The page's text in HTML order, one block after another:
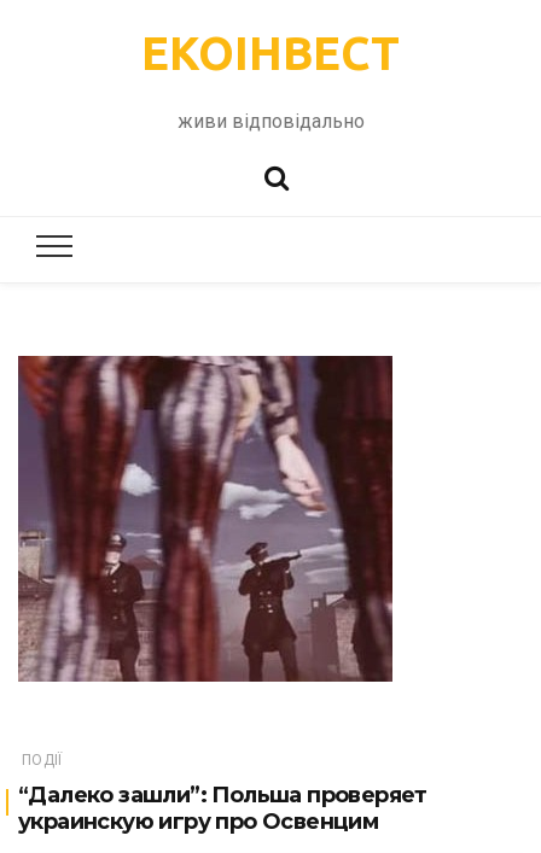
ЕКОІНВЕСТ
живи відповідально
ПОДІЇ
“Далеко зашли”: Польша проверяет
украинскую игру про Освенцим